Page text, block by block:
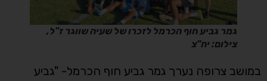
גמר גביע חוף הכרמל לזכרו של שעיה שווגר ז"ל,
צילום: יח"צ
במושב צרופה נערך גמר גביע חוף הכרמל- "גביע